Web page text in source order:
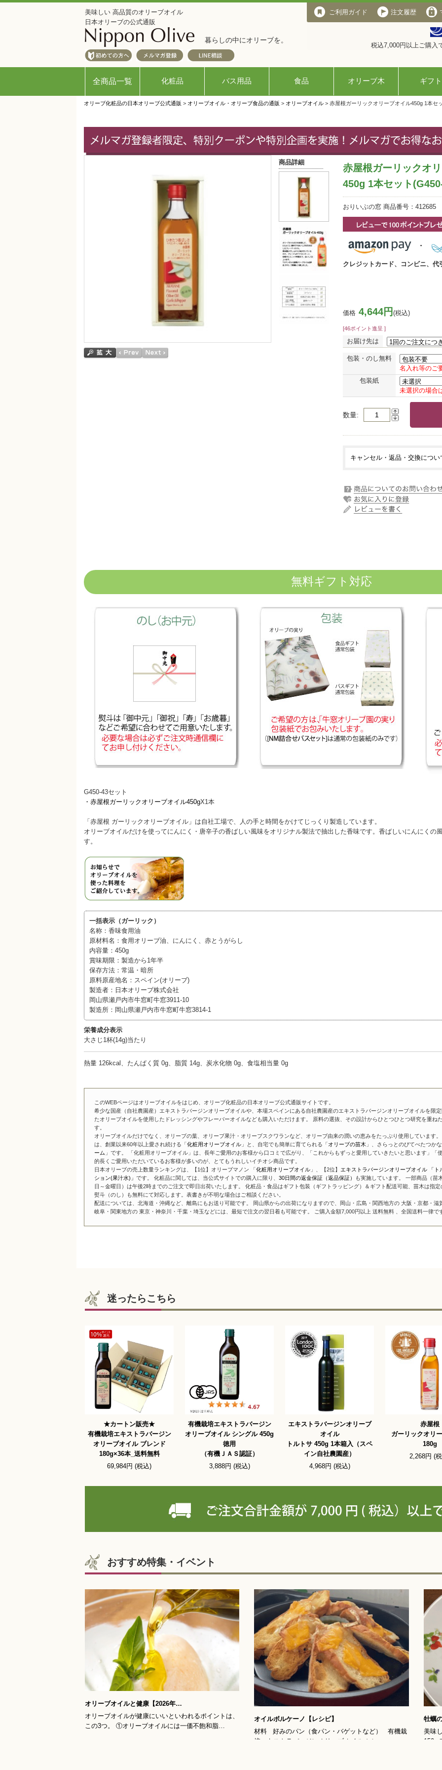
美味しい 高品質のオリーブオイル
日本オリーブの公式通販
暮らしの中にオリーブを。
ご利用ガイド 注文履歴
税込7,000円以上ご購入
全商品一覧 化粧品 バス用品 食品 オリーブ木 ギフト
オリーブ化粧品の日本オリーブ公式通販 > オリーブオイル・オリーブ食品の通販 > オリーブオイル> 赤屋根ガーリックオリーブオイル450g 1本セ
赤屋根ガーリックオ
450g 1本セット
おりいぶの窓 商品番号：412685
クレジットカード、コンビニ、代
価格 4,644円 (税込)
[46ポイント進呈 ]
お届け先は
包装・のし無料
名入れ等のご
包装紙
未選択の場合
数量
キャンセル・返品・交換につい
商品詳細
無料ギフト対応
G450-43セット
・赤屋根ガーリックオリーブオイル450gX1本
「赤屋根 ガーリックオリーブオイル」は自社工場で、人の手と時間をかけてじっくり製造しています。
オリーブオイルだけを使ってにんにく・唐辛子の香ばしい風味をオリジナル製法で抽出した香味です。香ばしいにんにくの
す。
一括表示（ガーリック）
名称：香味食用油
原材料名：食用オリーブ油、にんにく、赤とうがらし
内容量：450g
賞味期限：製造から1年半
保存方法：常温・暗所
原料原産地名：スペイン(オリーブ)
製造者：日本オリーブ株式会社
岡山県瀬戸内市牛窓町牛窓3911-10
製造所：岡山県瀬戸内市牛窓町牛窓3814-1
栄養成分表示
大さじ1杯(14g)当たり
熱量 126kcal、たんぱく質 0g、脂質 14g、炭水化物 0g、食塩相当量 0g
このWEBページはオリーブオイルをはじめ、オリーブ化粧品の日本オリーブ公式通販サイトです。
希少な国産（自社農園産）エキストラバージンオリーブオイルや、本場スペインにある自社農園産のエキストラバージンオリーブオイルを限
たオリーブオイルを使用したドレッシングやフレーバーオイルなども購入いただけます。 原料の選抜、その設計からひとつひとつ研究を重ね
す。
オリーブオイルだけでなく、オリーブの葉、オリーブ果汁・オリーブスクワランなど、オリーブ由来の潤いの恵みをたっぷり使用しています
は、創業以来60年以上愛され続ける「化粧用オリーブオイル」と、自宅でも簡単に育てられる「オリーブの苗木 」、さらっとのびてべたつか
ーム 」です。 「化粧用オリーブオイル」は、長年ご愛用のお客様から口コミで広がり、「これからもずっと愛用していきたいと思います」「
的長くご愛用いただいているお客様が多いのが、とてもうれしいイチオシ商品です。
日本オリーブの売上数量ランキングは、【1位】オリーブマノン 「化粧用オリーブオイル」、【2位】
エキストラバージンオリーブオイル 「ト
ション(果汁水)」 です。 化粧品に関しては、当公式サイトでの購入に限り、 30日間の返金保証（返品保証）
も実施しています。 一部商品（苗
日～金曜日）は午後2時までのご注文で即日出荷いたします。 化粧品・食品はギフト包装（ギフトラッピング）＆ギフト配送可能、苗木は指
熨斗（のし）も無料にて対応します。表書きが不明な場合はご相談ください。
配送については、北海道・沖縄など、離島にもお送り可能です。 岡山県からの出荷になりますので、岡山・広島・関西地方の 大阪・京都・
岐阜・関東地方の 東京・神奈川・千葉・埼玉などには、最短で注文の翌日着も可能です。 ご購入金額7,000円以上 送料無料 、全国送料一律で
迷ったらこちら
★カートン販売★
有機栽培エキストラバージン
オリーブオイル ブレンド
180g×36本_送料無料
69,984円 (税込)
有機栽培エキストラバージン
オリーブオイル シングル 450g
徳用
（有機ＪＡＳ認証）
3,888円 (税込)
エキストラバージンオリーブ
オイル
トルトサ 450g 1本箱入（スペ
イン自社農園産）
4,968円 (税込)
赤屋根
ガーリックオリ
180g
2,268円 (